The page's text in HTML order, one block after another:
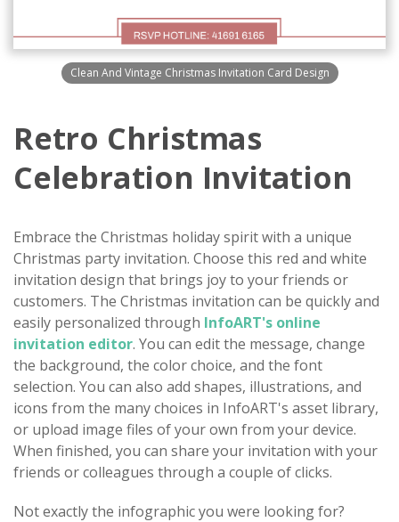
Clean And Vintage Christmas Invitation Card Design
Retro Christmas
Celebration Invitation
Embrace the Christmas holiday spirit with a unique
Christmas party invitation. Choose this red and white
invitation design that brings joy to your friends or
customers. The Christmas invitation can be quickly and
easily personalized through InfoART's online
invitation editor. You can edit the message, change
the background, the color choice, and the font
selection. You can also add shapes, illustrations, and
icons from the many choices in InfoART's asset library,
or upload image files of your own from your device.
When finished, you can share your invitation with your
friends or colleagues through a couple of clicks.
Not exactly the infographic you were looking for?